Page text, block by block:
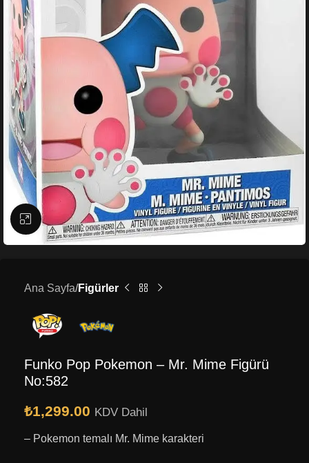
Büyütmek için tıklayın
Ana Sayfa Figürler
Funko Pop Pokemon – Mr. Mime Figürü
No:582
₺1,299.00 KDV Dahil
– Pokemon temalı Mr. Mime karakteri